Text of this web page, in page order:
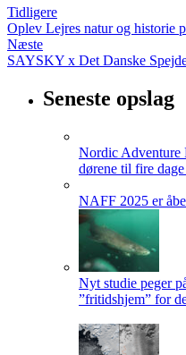
Tidligere
Oplev Lejres natur og historie
Næste
SAYSKY x Det Danske
Seneste opslag
Nordic Adventure
dørene til fire
NAFF 2025 er
Nyt studie peger
”fritidshjem” for